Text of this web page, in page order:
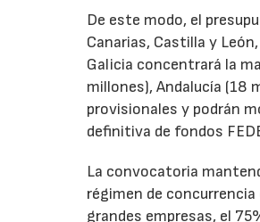
De este modo, el
Canarias, Castilla y
Galicia concentrará la
millones), Andalucía (18
provisionales y podrán
definitiva de fondos
La convocatoria
régimen de
grandes empresas, el